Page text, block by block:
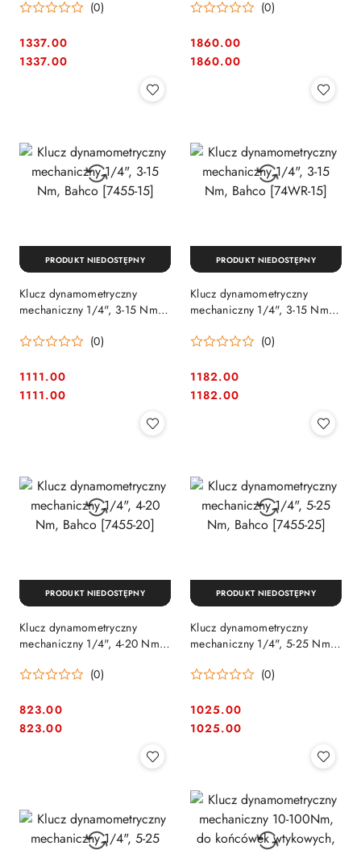
(0)
Cena:
1337.00
Cena:
1337.00
(0)
Cena:
1860.00
Cena:
1860.00
Klucz dynamometryczny
mechaniczny 1/4", 3-15 Nm,
(0)
Cena:
1111.00
Cena:
1111.00
PRODUKT NIEDOSTĘPNY
Klucz dynamometryczny
mechaniczny 1/4", 3-15 Nm,
(0)
Cena:
1182.00
Cena:
1182.00
PRODUKT NIEDOSTĘPNY
Klucz dynamometryczny
mechaniczny 1/4", 4-20 Nm,
(0)
Cena:
823.00
Cena:
823.00
PRODUKT NIEDOSTĘPNY
Klucz dynamometryczny
mechaniczny 1/4", 5-25 Nm,
(0)
Cena:
1025.00
Cena:
1025.00
PRODUKT NIEDOSTĘPNY